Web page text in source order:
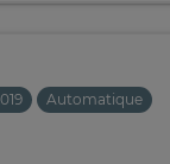
Automatique